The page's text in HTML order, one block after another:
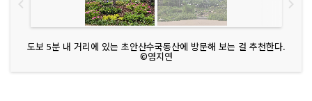
도보 5분 내 거리에 있는 초안산수국동산에 방문해 보는 걸 추천한다.
©염지연